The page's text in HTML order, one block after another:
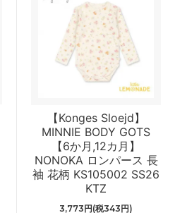
【Konges Sloejd】
MINNIE BODY GOTS
【6か月,12カ月】
NONOKA ロンパース 長
袖 花柄 KS105002 SS26
KTZ
3,773円(税343円)